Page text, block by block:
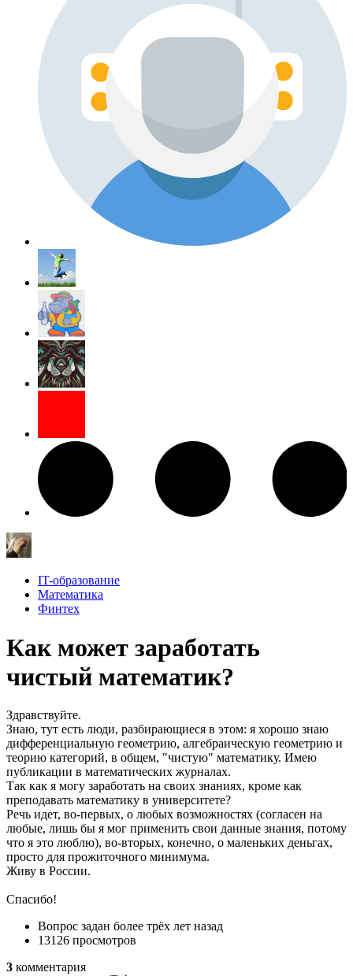
IT-образование
Математика
Финтех
Как может заработать
чистый математик?
Здравствуйте.
Знаю, тут есть люди, разбирающиеся в этом: я хорошо знаю
дифференциальную геометрию, алгебраическую геометрию и
теорию категорий, в общем, "чистую" математику. Имею
публикации в математических журналах.
Так как я могу заработать на своих знаниях, кроме как
преподавать математику в университете?
Речь идет, во-первых, о любых возможностях (согласен на
любые, лишь бы я мог применить свои данные знания, потому
что я это люблю), во-вторых, конечно, о маленьких деньгах,
просто для прожиточного минимума.
Живу в России.
Спасибо!
Вопрос задан более трёх лет назад
13126 просмотров
3 комментария